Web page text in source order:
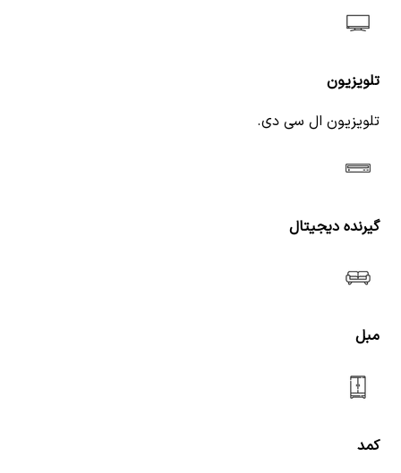
تلویزیون
تلویزیون ال سی دی.
گیرنده دیجیتال
مبل
کمد